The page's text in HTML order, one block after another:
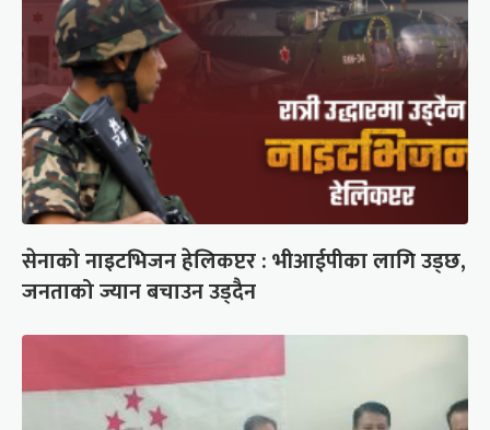
सेनाको नाइटभिजन हेलिकप्टर : भीआईपीका लागि उड्छ,
जनताको ज्यान बचाउन उड्दैन